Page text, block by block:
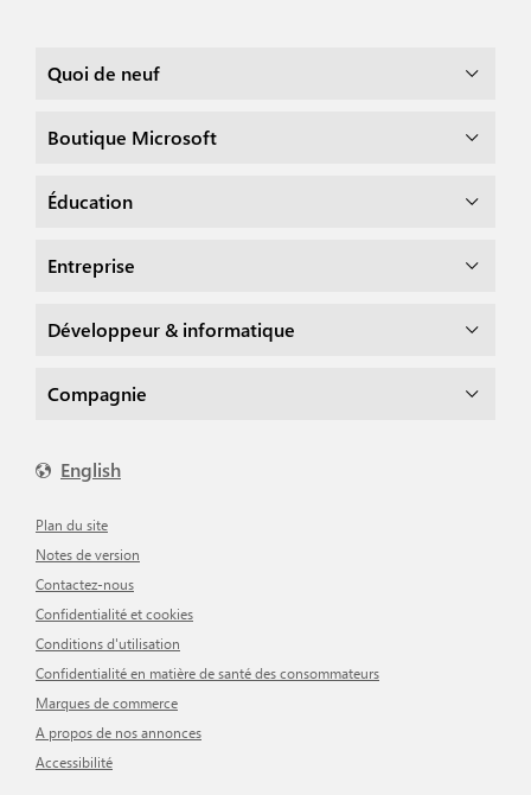
Quoi de neuf
Boutique Microsoft
Éducation
Entreprise
Développeur & informatique
Compagnie
English
Plan du site
Notes de version
Contactez-nous
Confidentialité et cookies
Conditions d'utilisation
Confidentialité en matière de santé des consommateurs
Marques de commerce
A propos de nos annonces
Accessibilité